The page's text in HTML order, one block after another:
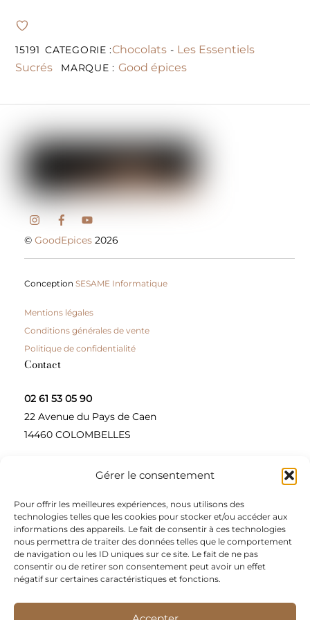
Gérer le consentement
Pour offrir les meilleures expériences, nous utilisons des
technologies telles que les cookies pour stocker et/ou accéder aux
informations des appareils. Le fait de consentir à ces technologies
nous permettra de traiter des données telles que le comportement
de navigation ou les ID uniques sur ce site. Le fait de ne pas
consentir ou de retirer son consentement peut avoir un effet
négatif sur certaines caractéristiques et fonctions.
15191 CATEGORIE :Chocolats - Les Essentiels
Sucrés
MARQUE : Good épices
©GoodEpices 2026
ConceptionSESAME Informatique
Mentions légales
Conditions générales de vente
Politique de confidentialité
Contact
02 61 53 05 90
22 Avenue du Pays de Caen
14460 COLOMBELLES
Contactez-nous
A propos
Une entreprise à taille humaine, concepteur et
fournisseur de produits alimentaires et d’épices pour
les restaurateurs, dont le siège social est à Colombelles